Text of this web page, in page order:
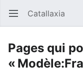
Ouvrir le menu principal Catallaxia
Pages qui
«